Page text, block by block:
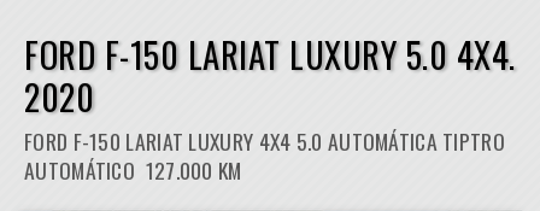
FORD F-150 LARIAT LUXURY 5.0 4X4.
2020
FORD F-150 LARIAT LUXURY 4X4 5.0 AUTOMÁTICA TIPTRO
AUTOMÁTICO 127.000 KM